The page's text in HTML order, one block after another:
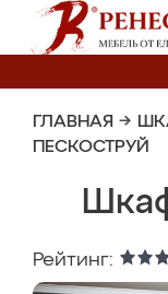
ГЛАВНАЯ →
ПЕСКОСТРУЙ
Рейтинг: